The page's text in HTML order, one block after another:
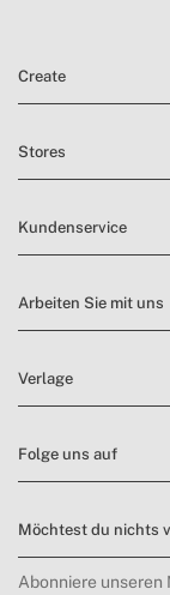
Create
Stores
Kundenservice
Arbeiten Sie mit uns
Verlage
Folge uns auf
Möchtest du nichts
Abonniere unseren